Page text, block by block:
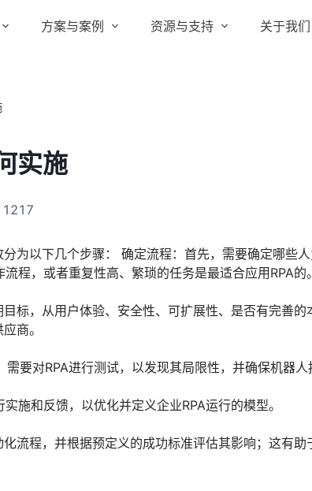
型
赋能全系产品
阅
阅平台
实在信创 RPA
全面支持国产信创生态
一键提数整合，洞察更高效
方案与案例
跨境电商
资源与支持
合作伙伴
客户支持
关于我们
实施
1217
为以下几个步骤： 确定流程：首先，需要确定哪些人
程，或者重复性高、繁琐的任务是最适合应用RPA的。
标，从用户体验、安全性、可扩展性、是否有完善
商。
要对RPA进行测试，以发现其局限性，并确保机器人
施和反馈，以优化并定义企业RPA运行的模型。
流程，并根据预定义的成功标准评估其影响；这有助